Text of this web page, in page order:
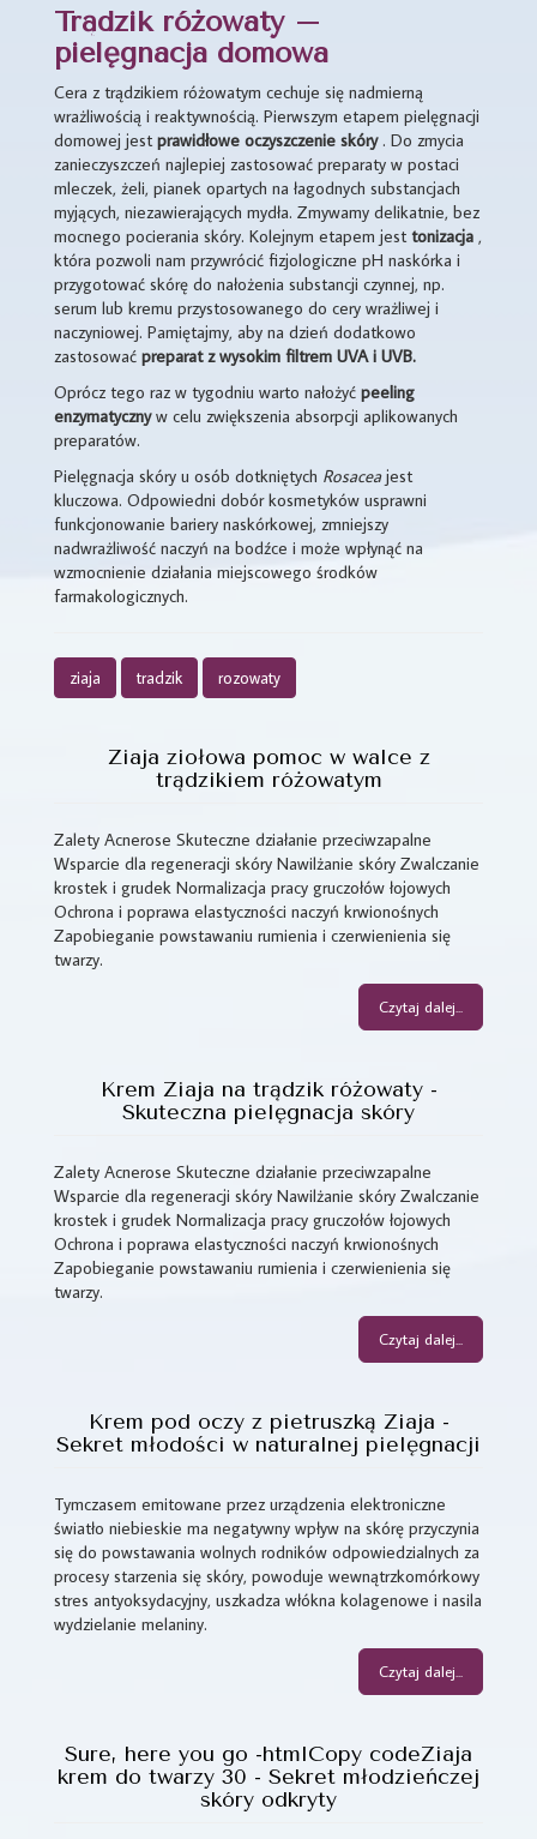
Trądzik różowaty –
pielęgnacja domowa
Cera z trądzikiem różowatym cechuje się nadmierną
wrażliwością i reaktywnością. Pierwszym etapem pielęgnacji
domowej jestprawidłowe oczyszczenie skóry. Do zmycia
zanieczyszczeń najlepiej zastosować preparaty w postaci
mleczek, żeli, pianek opartych na łagodnych substancjach
myjących, niezawierających mydła. Zmywamy delikatnie, bez
mocnego pocierania skóry. Kolejnym etapem jest tonizacja ,
która pozwoli nam przywrócić fizjologiczne pH naskórka i
przygotować skórę do nałożenia substancji czynnej, np.
serum lub kremu przystosowanego do cery wrażliwej i
naczyniowej. Pamiętajmy, aby na dzień dodatkowo
zastosować preparat z wysokim filtrem UVA i UVB.
Oprócz tego raz w tygodniu warto nałożyć peeling
enzymatycznyw celu zwiększenia absorpcji aplikowanych
preparatów.
Pielęgnacja skóry u osób dotkniętych Rosaceajest
kluczowa. Odpowiedni dobór kosmetyków usprawni
funkcjonowanie bariery naskórkowej, zmniejszy
nadwrażliwość naczyń na bodźce i może wpłynąć na
wzmocnienie działania miejscowego środków
farmakologicznych.
ziaja tradzik rozowaty
Ziaja ziołowa pomoc w walce z
trądzikiem różowatym
Zalety Acnerose Skuteczne działanie przeciwzapalne
Wsparcie dla regeneracji skóry Nawilżanie skóry Zwalczanie
krostek i grudek Normalizacja pracy gruczołów łojowych
Ochrona i poprawa elastyczności naczyń krwionośnych
Zapobieganie powstawaniu rumienia i czerwienienia się
twarzy.
Czytaj dalej...
Krem Ziaja na trądzik różowaty -
Skuteczna pielęgnacja skóry
Zalety Acnerose Skuteczne działanie przeciwzapalne
Wsparcie dla regeneracji skóry Nawilżanie skóry Zwalczanie
krostek i grudek Normalizacja pracy gruczołów łojowych
Ochrona i poprawa elastyczności naczyń krwionośnych
Zapobieganie powstawaniu rumienia i czerwienienia się
twarzy.
Czytaj dalej...
Krem pod oczy z pietruszką Ziaja -
Sekret młodości w naturalnej pielęgnacji
Tymczasem emitowane przez urządzenia elektroniczne
światło niebieskie ma negatywny wpływ na skórę przyczynia
się do powstawania wolnych rodników odpowiedzialnych za
procesy starzenia się skóry, powoduje wewnątrzkomórkowy
stres antyoksydacyjny, uszkadza włókna kolagenowe i nasila
wydzielanie melaniny.
Czytaj dalej...
Sure, here you go -htmlCopy codeZiaja
krem do twarzy 30 - Sekret młodzieńczej
skóry odkryty